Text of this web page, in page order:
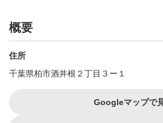
概要
住所
千葉県柏市酒井根２丁目３ー１
Googleマップで